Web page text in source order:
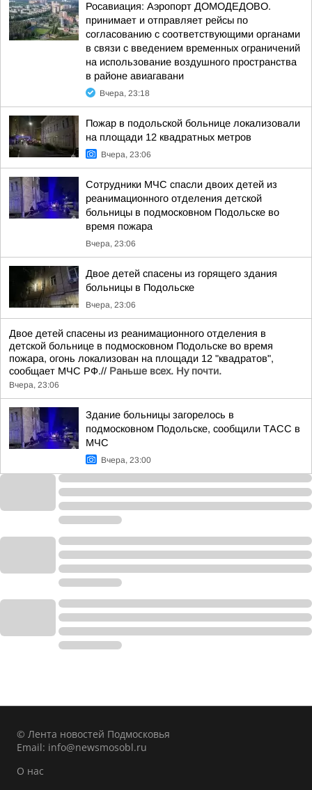
Росавиация: Аэропорт ДОМОДЕДОВО.
принимает и отправляет рейсы по
согласованию с соответствующими органами
в связи с введением временных ограничений
на использование воздушного пространства
в районе авиагавани
Вчера, 23:18
Пожар в подольской больнице локализовали
на площади 12 квадратных метров
Вчера, 23:06
Сотрудники МЧС спасли двоих детей из
реанимационного отделения детской
больницы в подмосковном Подольске во
время пожара
Вчера, 23:06
Двое детей спасены из горящего здания
больницы в Подольске
Вчера, 23:06
Двое детей спасены из реанимационного отделения в
детской больнице в подмосковном Подольске во время
пожара, огонь локализован на площади 12 "квадратов",
сообщает МЧС РФ.// Раньше всех. Ну почти.
Вчера, 23:06
Здание больницы загорелось в
подмосковном Подольске, сообщили ТАСС в
МЧС
Вчера, 23:00
© Лента новостей Подмосковья
Email: info@newsmosobl.ru
О нас